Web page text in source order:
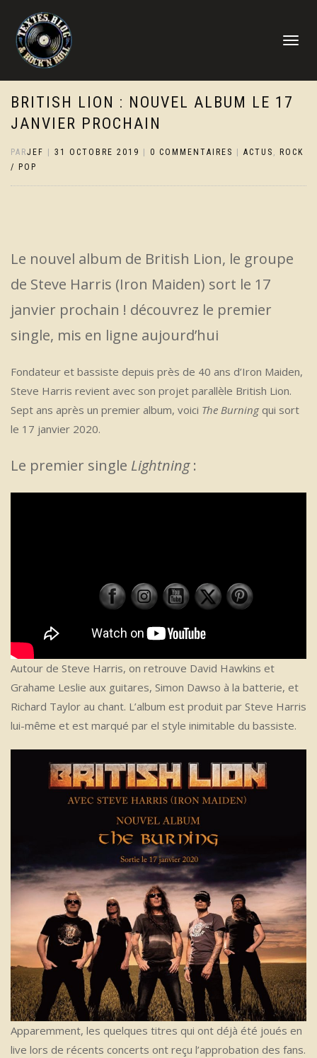
DÉPLIER
BRITISH LION : NOUVEL ALBUM LE 17
JANVIER PROCHAIN
PARJEF 31 OCTOBRE 2019 0 COMMENTAIRES ACTUS ,
ROCK
/ POP
Le nouvel album de British Lion, le groupe
de Steve Harris (Iron Maiden) sort le 17
janvier prochain ! découvrez le premier
single, mis en ligne aujourd’hui
Fondateur et bassiste depuis près de 40 ans d’Iron Maiden,
Steve Harris revient avec son projet parallèle British Lion.
Sept ans après un premier album, voici The Burning qui sort
le 17 janvier 2020.
Le premier single Lightning:
Autour de Steve Harris, on retrouve David Hawkins et
Grahame Leslie aux guitares, Simon Dawso à la batterie, et
Richard Taylor au chant. L’album est produit par Steve Harris
lui-même et est marqué par el style inimitable du bassiste.
Apparemment, les quelques titres qui ont déjà été joués en
live lors de récents concerts ont reçu l’approbation des fans.